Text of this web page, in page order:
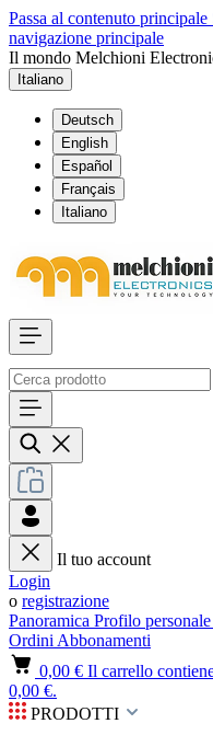
Passa al contenuto principale
navigazione principale
Il mondo Melchioni
Italiano
Deutsch
English
Español
Français
Italiano
Il tuo account
Login
o registrazione
Panoramica Profilo personale
Ordini Abbonamenti
0,00 € Il carrello
0,00 €.
PRODOTTI